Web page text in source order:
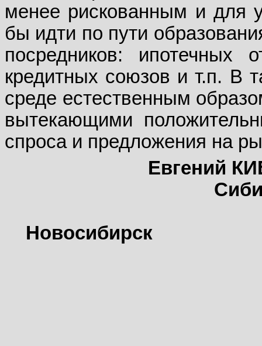
менее рискованным и для
бы идти по пути
посредников: ипотечных
кредитных союзов и т.п. В
среде естественным
вытекающими
спроса и предложения на
Евгений
Новосибирск